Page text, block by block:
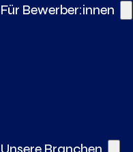
Für Bewerber:innen